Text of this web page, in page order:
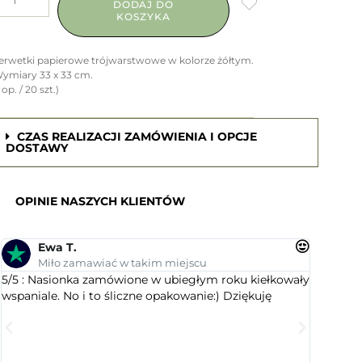
DODAJ DO
KOSZYKA
papierowe trójwarstwowe w kolorze żółtym.
33 x 33 cm.
op. / 20 szt.)
CZAS REALIZACJI ZAMÓWIENIA I OPCJE
DOSTAWY
OPINIE NASZYCH KLIENTÓW
Ewa T.
Miło zamawiać w takim miejscu
5/5 : Nasionka zamówione w ubiegłym roku kiełkowały
wspaniale. No i to śliczne opakowanie:) Dziękuję